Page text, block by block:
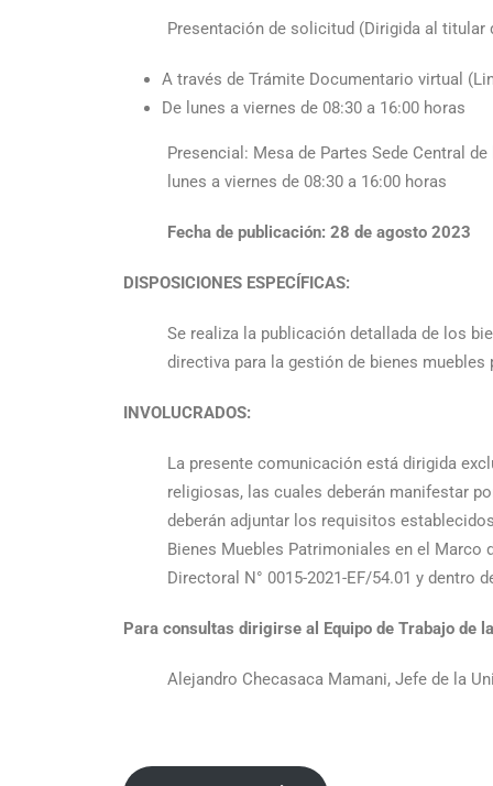
Presentación de solicitud (Dirigida al titular
A través de Trámite Documentario virtual
De lunes a viernes de 08:30 a 16:00 horas
Presencial: Mesa de Partes Sede Central
lunes a viernes de 08:30 a 16:00 horas
Fecha de publicación: 28 de agosto 2023
DISPOSICIONES ESPECÍFICAS:
Se realiza la publicación detallada de los
directiva para la gestión de bienes
INVOLUCRADOS:
La presente comunicación está dirigida
religiosas, las cuales deberán manifestar
deberán adjuntar los requisitos
Bienes Muebles Patrimoniales en el Marco
Directoral N° 0015-2021-EF/54.01 y dentro
Para consultas dirigirse al Equipo de Trabajo de
Alejandro Checasaca Mamani, Jefe de la